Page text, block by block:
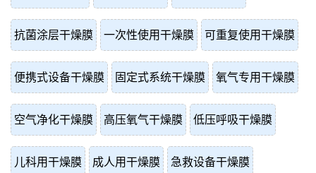
抗菌涂层干燥膜 一次性使用干燥膜 可重复使用干燥膜
便携式设备干燥膜 固定式系统干燥膜 氧气专用干燥膜
空气净化干燥膜 高压氧气干燥膜 低压呼吸干燥膜
儿科用干燥膜 成人用干燥膜 急救设备干燥膜